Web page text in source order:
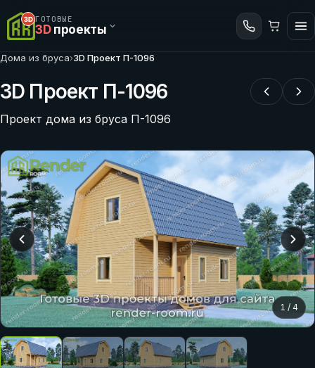
ГОТОВЫЕ
3Dпроекты
Дома из бруса›3D Проект П-1096
3D Проект П-1096
Проект дома из бруса П-1096
1 / 4